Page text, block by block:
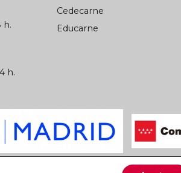
h.
h.
Cedecarne
Educarne
de cookies